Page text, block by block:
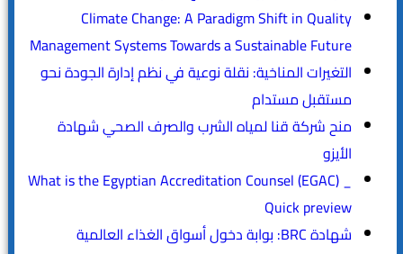
Climate Change: A Paradigm Shift in Quality
Management Systems Towards a Sustainable Future
التغيرات المناخية: نقلة نوعية في نظم إدارة الجودة نحو
مستقبل مستدام
منح شركة قنا لمياه الشرب والصرف الصحي شهادة
الأيزو
What is the Egyptian Accreditation Counsel (EGAC) _
Quick preview
شهادة BRC: بوابة دخول أسواق الغذاء العالمية